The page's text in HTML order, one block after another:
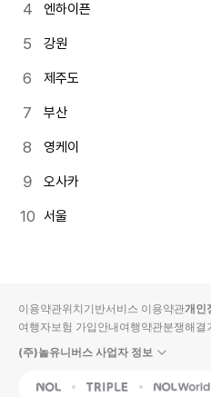
엔하이픈
강원
제주도
부산
영케이
오사카
서울
이용약관위치기반서비스 이용약관개인
여행자보험 가입안내여행약관분쟁해결
(주)놀유니버스 사업자 정보
NOL Triple Interpark